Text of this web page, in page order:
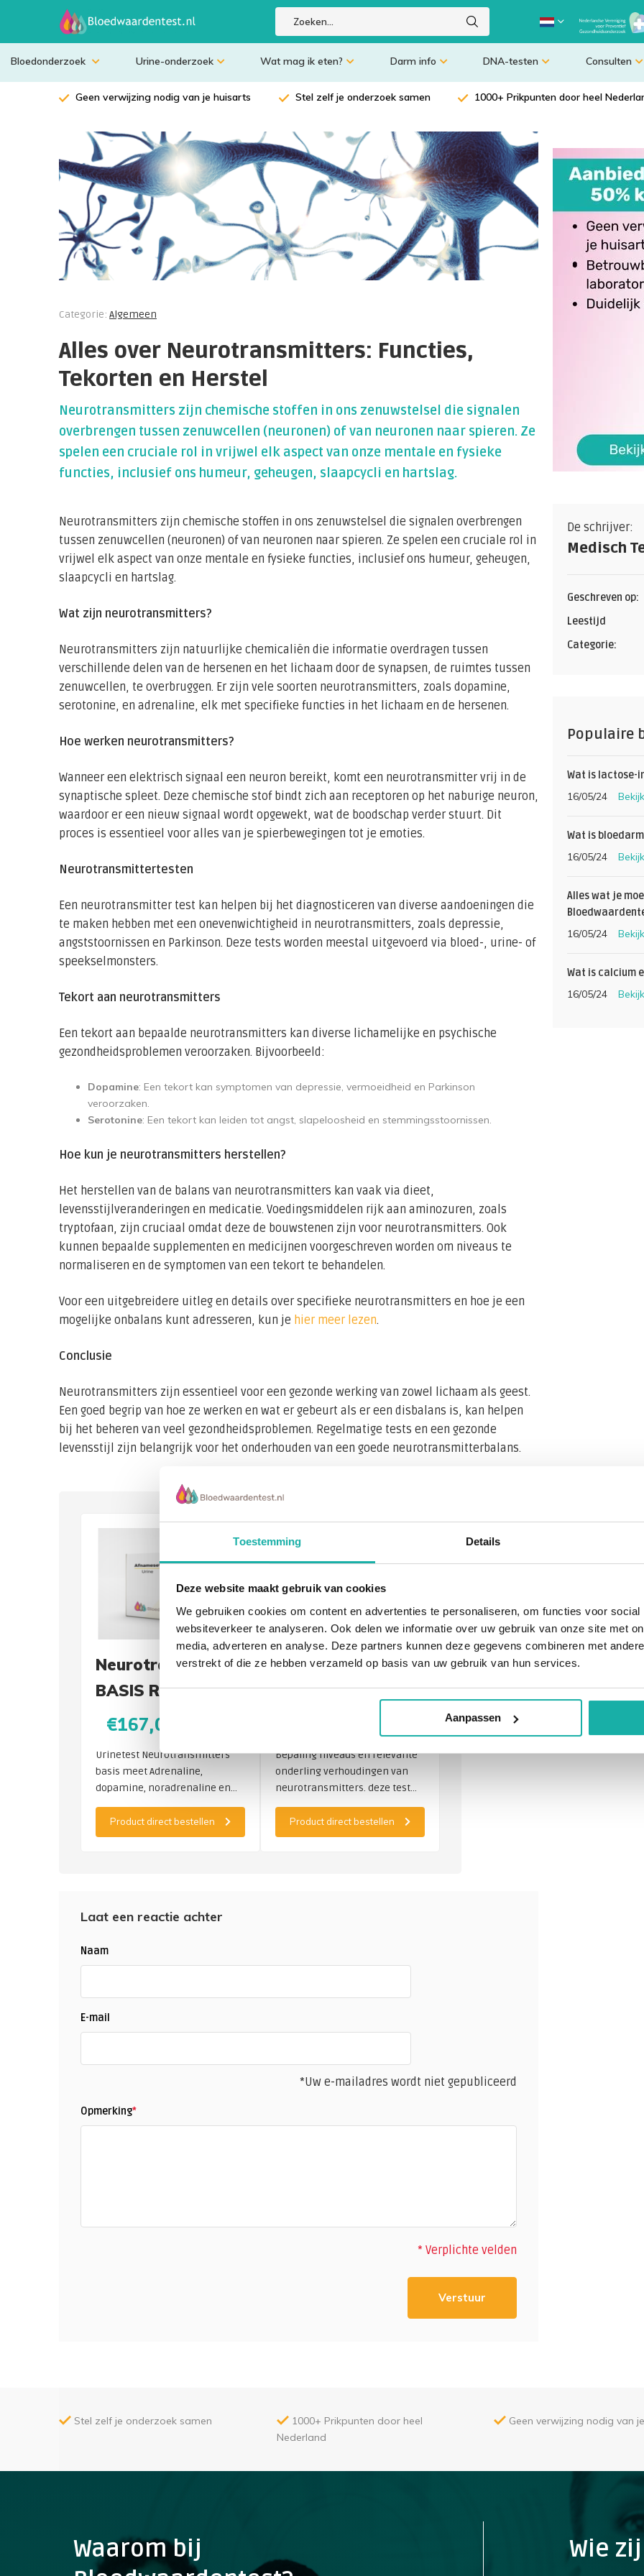
Toestemming Details
Deze website maakt gebruik van cookies
We gebruiken cookies om content en advertenties te personaliseren, om functies voor
websiteverkeer te analyseren. Ook delen we informatie over uw gebruik van onze site met
media, adverteren en analyse. Deze partners kunnen deze gegevens combineren met
verstrekt of die ze hebben verzameld op basis van uw gebruik van hun services.
Aanpassen
Bloedonderzoek Urine-onderzoek Wat mag ik eten? Darm info DNA-testen Consulten
Geen verwijzing nodig van je huisarts Stel zelf je onderzoek samen 1000+ Prikpunten door heel
Categorie: Algemeen
Alles over Neurotransmitters: Functies,
Tekorten en Herstel
Neurotransmitters zijn chemische stoffen in ons zenuwstelsel die signalen
overbrengen tussen zenuwcellen (neuronen) of van neuronen naar spieren. Ze
spelen een cruciale rol in vrijwel elk aspect van onze mentale en fysieke
functies, inclusief ons humeur, geheugen, slaapcycli en hartslag.
Neurotransmitters zijn chemische stoffen in ons zenuwstelsel die signalen overbrengen
tussen zenuwcellen (neuronen) of van neuronen naar spieren. Ze spelen een cruciale rol in
vrijwel elk aspect van onze mentale en fysieke functies, inclusief ons humeur, geheugen,
slaapcycli en hartslag.
Wat zijn neurotransmitters?
Neurotransmitters zijn natuurlijke chemicaliën die informatie overdragen tussen
verschillende delen van de hersenen en het lichaam door de synapsen, de ruimtes tussen
zenuwcellen, te overbruggen. Er zijn vele soorten neurotransmitters, zoals dopamine,
serotonine, en adrenaline, elk met specifieke functies in het lichaam en de hersenen.
Hoe werken neurotransmitters?
Wanneer een elektrisch signaal een neuron bereikt, komt een neurotransmitter vrij in de
synaptische spleet. Deze chemische stof bindt zich aan receptoren op het naburige neuron,
waardoor er een nieuw signaal wordt opgewekt, wat de boodschap verder stuurt. Dit
proces is essentieel voor alles van je spierbewegingen tot je emoties.
Neurotransmittertesten
Een neurotransmitter test kan helpen bij het diagnosticeren van diverse aandoeningen die
te maken hebben met een onevenwichtigheid in neurotransmitters, zoals depressie,
angststoornissen en Parkinson. Deze tests worden meestal uitgevoerd via bloed-, urine- of
speekselmonsters.
Tekort aan neurotransmitters
Een tekort aan bepaalde neurotransmitters kan diverse lichamelijke en psychische
gezondheidsproblemen veroorzaken. Bijvoorbeeld:
Dopamine: Een tekort kan symptomen van depressie, vermoeidheid en Parkinson
veroorzaken.
Serotonine: Een tekort kan leiden tot angst, slapeloosheid en stemmingsstoornissen.
Hoe kun je neurotransmitters herstellen?
Het herstellen van de balans van neurotransmitters kan vaak via dieet,
levensstijlveranderingen en medicatie. Voedingsmiddelen rijk aan aminozuren, zoals
tryptofaan, zijn cruciaal omdat deze de bouwstenen zijn voor neurotransmitters. Ook
kunnen bepaalde supplementen en medicijnen voorgeschreven worden om niveaus te
normaliseren en de symptomen van een tekort te behandelen.
Voor een uitgebreidere uitleg en details over specifieke neurotransmitters en hoe je een
mogelijke onbalans kunt adresseren, kun je hier meer lezen.
Conclusie
Neurotransmitters zijn essentieel voor een gezonde werking van zowel lichaam als geest.
Een goed begrip van hoe ze werken en wat er gebeurt als er een disbalans is, kan helpen
bij het beheren van veel gezondheidsproblemen. Regelmatige tests en een gezonde
levensstijl zijn belangrijk voor het onderhouden van een goede neurotransmitterbalans.
Neurotransmitters
BASIS RP
€167,00
Urinetest Neurotransmitters
basis meet Adrenaline,
dopamine, noradrenaline en
serotonine
Product direct bestellen
Neurotransmitters
totaal RP
Bepaling niveaus en relevante
onderling verhoudingen van
neurotransmitters. deze test
wordt gedaan uit 2e
ochtendurine. Parameters die
bij deze test uit urine gemeten
Product direct bestellen
Laat een reactie achter
Naam
E-mail
*Uw e-mailadres wordt niet gepubliceerd
Opmerking*
* Verplichte velden
Verstuur
De schrijver:
Medisch
Geschreven op:
Leestijd
Categorie:
Populaire
Wat is lactose-
16/05/24
Wat is
16/05/24
Alles wat je
16/05/24
Wat is calcium
16/05/24
Stel zelf je onderzoek samen
1000+ Prikpunten door heel
Nederland
Geen verwijzing nodig van
Waarom bij
Wie